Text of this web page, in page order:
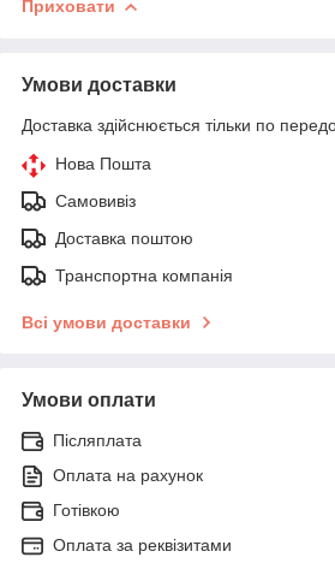
Приховати
Умови доставки
Доставка здійснюється тільки по
Нова Пошта
Самовивіз
Доставка поштою
Транспортна компанія
Всі умови доставки
Умови оплати
Післяплата
Оплата на рахунок
Готівкою
Оплата за реквізитами